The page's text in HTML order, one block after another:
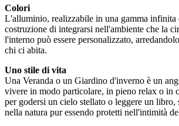
Colori
L'alluminio, realizzabile in una gamma infinita
costruzione di integrarsi nell'ambiente che la
l'interno può essere personalizzato,
chi ci abita.
Uno stile di vita
Una Veranda o un Giardino d'inverno è un
vivere in modo particolare, in pieno relax o in
per godersi un cielo stellato o leggere un libro,
nella natura pur essendo protetti nell'intimità